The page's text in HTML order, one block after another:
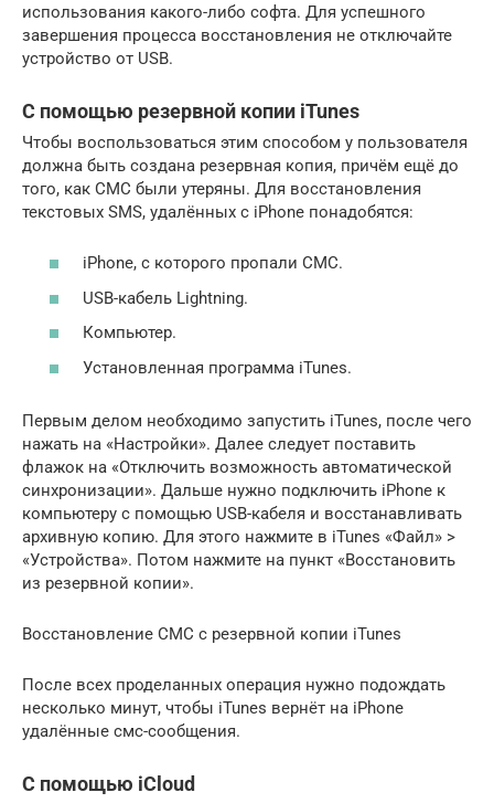
использования какого-либо софта. Для успешного
завершения процесса восстановления не отключайте
устройство от USB.
C помощью резервной копии iTunes
Чтобы воспользоваться этим способом у пользователя
должна быть создана резервная копия, причём ещё до
того, как СМС были утеряны. Для восстановления
текстовых SMS, удалённых с iPhone понадобятся:
iPhone, с которого пропали СМС.
USB-кабель Lightning.
Компьютер.
Установленная программа iTunes.
Первым делом необходимо запустить iTunes, после чего
нажать на «Настройки». Далее следует поставить
флажок на «Отключить возможность автоматической
синхронизации». Дальше нужно подключить iPhone к
компьютеру с помощью USB-кабеля и восстанавливать
архивную копию. Для этого нажмите в iTunes «Файл» >
«Устройства». Потом нажмите на пункт «Восстановить
из резервной копии».
Восстановление СМС с резервной копии iTunes
После всех проделанных операция нужно подождать
несколько минут, чтобы iTunes вернёт на iPhone
удалённые смс-сообщения.
C помощью iCloud